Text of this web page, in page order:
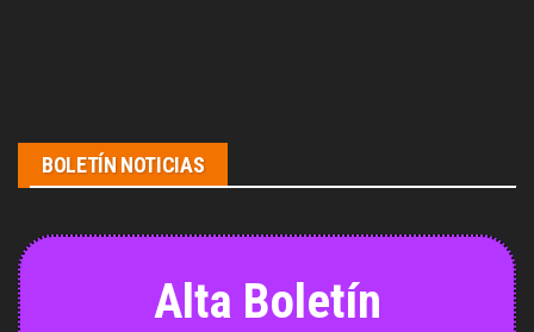
BOLETÍN NOTICIAS
Alta Boletín